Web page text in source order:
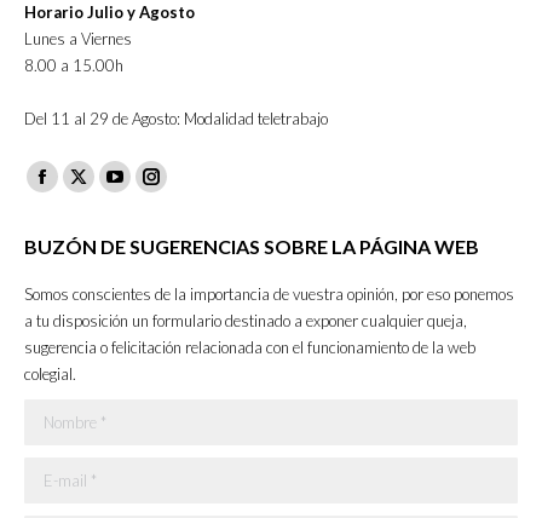
Horario Julio y Agosto
Lunes a Viernes
8.00 a 15.00h
Del 11 al 29 de Agosto: Modalidad teletrabajo
Facebook
opens
new
window
X
opens
new
window
YouTube
opens
new
window
Instagram
opens
in
new
window
BUZÓN DE SUGERENCIAS SOBRE LA PÁGINA WEB
Somos conscientes de la importancia de vuestra opinión, por eso ponemos
a tu disposición un formulario destinado a exponer cualquier queja,
sugerencia o felicitación relacionada con el funcionamiento de la web
colegial.
Nombre *
E-mail *